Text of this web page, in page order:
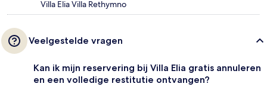
Villa Elia Villa Rethymno
Veelgestelde vragen
Kan ik mijn reservering bij Villa Elia gratis annuleren
en een volledige restitutie ontvangen?